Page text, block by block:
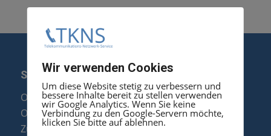
SERVICE
Optipoint Display Reparatur
Octophon F Display Reparatur
Zubehör & Ersatzteile
Wir verwenden Cookies
Um diese Website stetig zu verbessern und
bessere Inhalte bereit zu stellen verwenden
wir Google Analytics. Wenn Sie keine
Verbindung zu den Google-Servern möchte,
klicken Sie bitte auf ablehnen.